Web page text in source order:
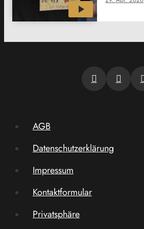
AGB
Datenschutzerklärung
Impressum
Kontaktformular
Privatsphäre